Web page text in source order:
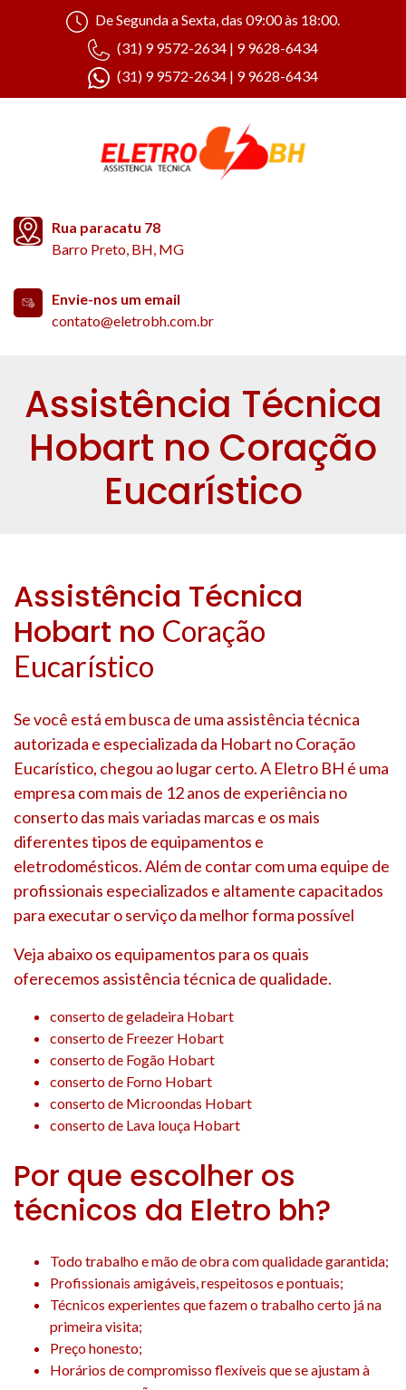
De Segunda a Sexta, das 09:00 às 18:00.
(31) 9 9572-2634 | 9 9628-6434
(31) 9 9572-2634 | 9 9628-6434
Rua paracatu 78
Barro Preto, BH, MG
Envie-nos um email
contato@eletrobh.com.br
Assistência Técnica
Hobart no Coração
Eucarístico
Assistência Técnica
Hobart no Coração
Eucarístico
Se você está em busca de uma assistência técnica
autorizada e especializada da Hobart noCoração
Eucarístico, chegou ao lugar certo. A Eletro BH é uma
empresa com mais de 12 anos de experiência no
conserto das mais variadas marcas e os mais
diferentes tipos de equipamentos e
eletrodomésticos. Além de contar com uma equipe de
profissionais especializados e altamente capacitados
para executar o serviço da melhor forma possível
Veja abaixo os equipamentos para os quais
oferecemos assistência técnica de qualidade.
conserto de geladeira Hobart
conserto de Freezer Hobart
conserto de Fogão Hobart
conserto de Forno Hobart
conserto de Microondas Hobart
conserto de Lava louça Hobart
Por que escolher os
técnicos da Eletro bh?
Todo trabalho e mão de obra com qualidade garantida;
Profissionais amigáveis, respeitosos e pontuais;
Técnicos experientes que fazem o trabalho certo já na
primeira visita;
Preço honesto;
Horários de compromisso flexíveis que se ajustam à